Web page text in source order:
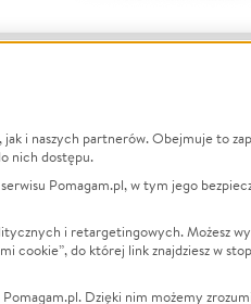
Pożar
i naszych partnerów. Obejmuje to
nich dostępu.
Pomagam.pl, w tym jego
i retargetingowych. Możesz
cookie”, do której link znajdziesz w
Dzięki nim możemy